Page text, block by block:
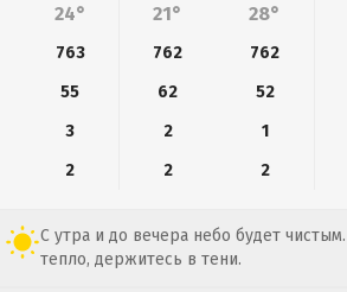
24° 21° 28°
763 762 762
55 62 52
3 2 1
2 2 2
С утра и до вечера небо будет
тепло, держитесь в тени.